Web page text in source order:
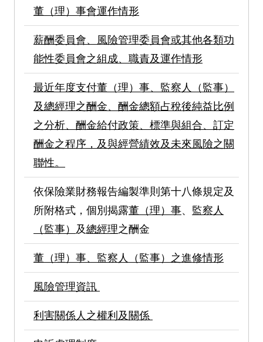
董（理）事會運作情形
薪酬委員會、風險管理委員會或其他各類功
能性委員會之組成、職責及運作情形
最近年度支付董（理）事、監察人（監事）
及總經理之酬金、酬金總額占稅後純益比例
之分析、酬金給付政策、標準與組合、訂定
酬金之程序，及與經營績效及未來風險之關
聯性。
依保險業財務報告編製準則第十八條規定及
所附格式，個別揭露董（理）事、 監察人
（監事） 及總經理之酬金
董（理）事、監察人（監事）之進修情形
風險管理資訊
利害關係人之權利及關係